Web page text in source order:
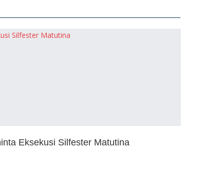
Eksekusi Silfester Matutina